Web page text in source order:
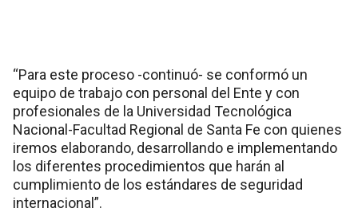
“Para este proceso -continuó- se conformó un
equipo de trabajo con personal del Ente y con
profesionales de la Universidad Tecnológica
Nacional-Facultad Regional de Santa Fe con quienes
iremos elaborando, desarrollando e implementando
los diferentes procedimientos que harán al
cumplimiento de los estándares de seguridad
internacional”.